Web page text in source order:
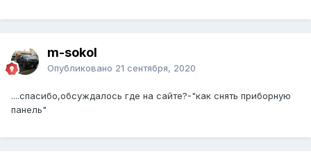
m-sokol
Опубликовано 21 сентября, 2020
....спасибо,обсуждалось где на сайте?-"как снять приборную
панель"